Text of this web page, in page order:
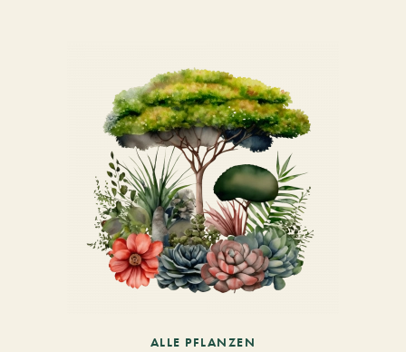
ALLE PFLANZEN